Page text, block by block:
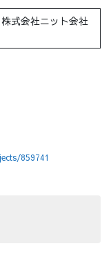
式会社ニット会社
859741